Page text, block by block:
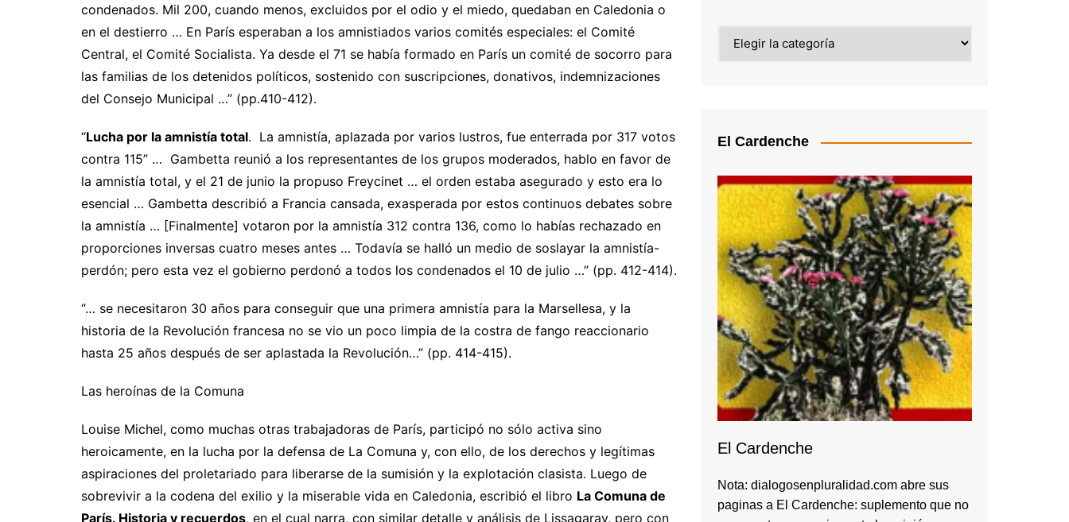
condenados. Mil 200, cuando menos, excluidos por el odio y el miedo, quedaban en Caledonia o
en el destierro … En París esperaban a los amnistiados varios comités especiales: el Comité
Central, el Comité Socialista. Ya desde el 71 se había formado en París un comité de socorro para
las familias de los detenidos políticos, sostenido con suscripciones, donativos, indemnizaciones
del Consejo Municipal …” (pp.410-412).
“Lucha por la amnistía total. La amnistía, aplazada por varios lustros, fue enterrada por 317 votos
contra 115” … Gambetta reunió a los representantes de los grupos moderados, hablo en favor de
la amnistía total, y el 21 de junio la propuso Freycinet … el orden estaba asegurado y esto era lo
esencial … Gambetta describió a Francia cansada, exasperada por estos continuos debates sobre
la amnistía … [Finalmente] votaron por la amnistía 312 contra 136, como lo habías rechazado en
proporciones inversas cuatro meses antes … Todavía se halló un medio de soslayar la amnistía-
perdón; pero esta vez el gobierno perdonó a todos los condenados el 10 de julio …” (pp. 412-414).
“… se necesitaron 30 años para conseguir que una primera amnistía para la Marsellesa, y la
historia de la Revolución francesa no se vio un poco limpia de la costra de fango reaccionario
hasta 25 años después de ser aplastada la Revolución…” (pp. 414-415).
Las heroínas de la Comuna
Louise Michel, como muchas otras trabajadoras de París, participó no sólo activa sino
heroicamente, en la lucha por la defensa de La Comuna y, con ello, de los derechos y legítimas
aspiraciones del proletariado para liberarse de la sumisión y la explotación clasista. Luego de
sobrevivir a la codena del exilio y la miserable vida en Caledonia, escribió el libro La Comuna de
París. Historia y recuerdos, en el cual narra, con similar detalle y análisis de Lissagaray, pero con
El Cardenche
El Cardenche
Nota: dialogosenpluralidad.com abre sus
paginas a El Cardenche: suplemento que no